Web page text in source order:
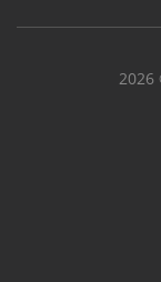
2026